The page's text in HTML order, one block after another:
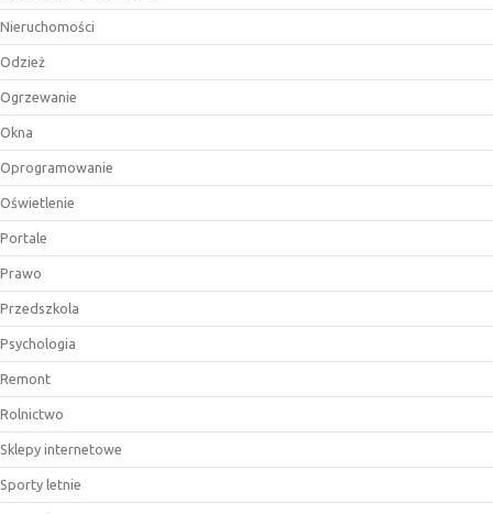
Nieruchomości
Odzież
Ogrzewanie
Okna
Oprogramowanie
Oświetlenie
Portale
Prawo
Przedszkola
Psychologia
Remont
Rolnictwo
Sklepy internetowe
Sporty letnie